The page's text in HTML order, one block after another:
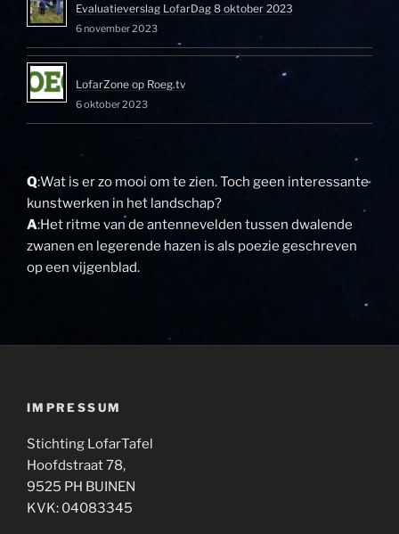
Evaluatieverslag LofarDag 8 oktober 2023
6 november 2023
LofarZone op Roeg.tv
6 oktober 2023
Q:Wat is er zo mooi om te zien. Toch geen interessante
kunstwerken in het landschap?
A:Het ritme van de antennevelden tussen dwalende
zwanen en legerende hazen is als poezie geschreven
op een vijgenblad.
IMPRESSUM
Stichting LofarTafel
Hoofdstraat 78,
9525 PH BUINEN
KVK: 04083345